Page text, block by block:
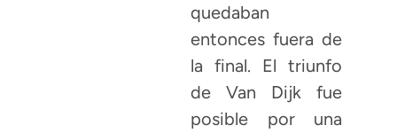
quedaban
entonces fuera de
la final. El triunfo
de Van Dijk fue
posible por una